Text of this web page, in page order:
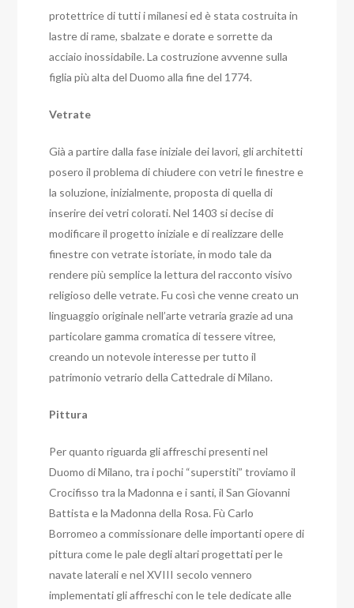
protettrice di tutti i milanesi ed è stata costruita in
lastre di rame, sbalzate e dorate e sorrette da
acciaio inossidabile. La costruzione avvenne sulla
figlia più alta del Duomo alla fine del 1774.
Vetrate
Già a partire dalla fase iniziale dei lavori, gli architetti
posero il problema di chiudere con vetri le finestre e
la soluzione, inizialmente, proposta di quella di
inserire dei vetri colorati. Nel 1403 si decise di
modificare il progetto iniziale e di realizzare delle
finestre con vetrate istoriate, in modo tale da
rendere più semplice la lettura del racconto visivo
religioso delle vetrate. Fu così che venne creato un
linguaggio originale nell’arte vetraria grazie ad una
particolare gamma cromatica di tessere vitree,
creando un notevole interesse per tutto il
patrimonio vetrario della Cattedrale di Milano.
Pittura
Per quanto riguarda gli affreschi presenti nel
Duomo di Milano, tra i pochi “superstiti” troviamo il
Crocifisso tra la Madonna e i santi, il San Giovanni
Battista e la Madonna della Rosa. Fù Carlo
Borromeo a commissionare delle importanti opere di
pittura come le pale degli altari progettati per le
navate laterali e nel XVIII secolo vennero
implementati gli affreschi con le tele dedicate alle